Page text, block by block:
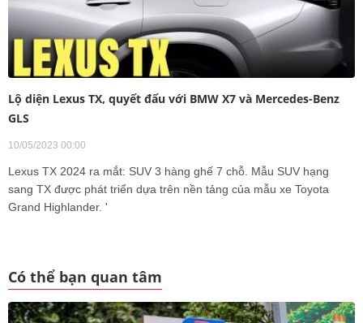
Lộ diện Lexus TX, quyết đấu với BMW X7 và Mercedes-Benz
GLS
10/05/2023 00:00
Lexus TX 2024 ra mắt: SUV 3 hàng ghế 7 chỗ. Mẫu SUV hạng
sang TX được phát triển dựa trên nền tảng của mẫu xe Toyota
Grand Highlander. '
Có thể bạn quan tâm